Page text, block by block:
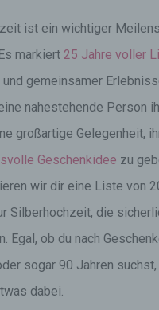
ist ein wichtiger
markiert 25 Jahre voller
gemeinsamer
nahestehende Person
großartige Gelegenheit,
Geschenkidee zu
wir dir eine Liste von
Silberhochzeit, die
Egal, ob du nach
sogar 90 Jahren
dabei.